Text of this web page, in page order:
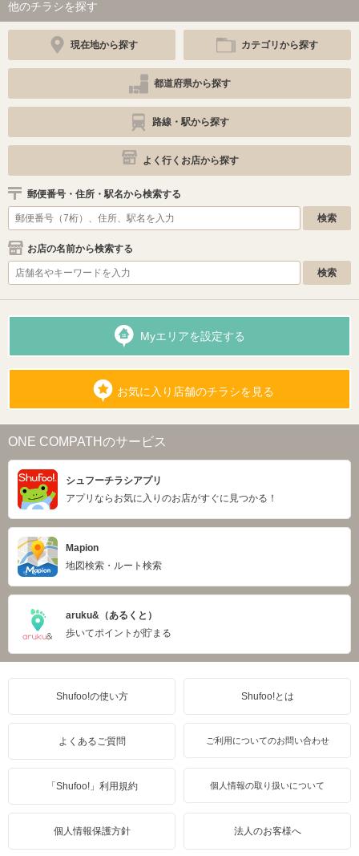
他のチラシを探す
現在地から探す カテゴリから探す
都道府県から探す
路線・駅から探す
よく行くお店から探す
郵便番号・住所・駅名から検索する
お店の名前から検索する
Myエリアを設定する
お気に入り店舗のチラシを見る
ONE COMPATHのサービス
シュフーチラシアプリ
アプリならお気に入りのお店がすぐに見つかる！
Mapion
地図検索・ルート検索
aruku&（あるくと）
歩いてポイントが貯まる
Shufoo!の使い方 Shufoo!とは
よくあるご質問 ご利用についてのお問い合わせ
「Shufoo!」利用規約 個人情報の取り扱いについて
個人情報保護方針 法人のお客様へ